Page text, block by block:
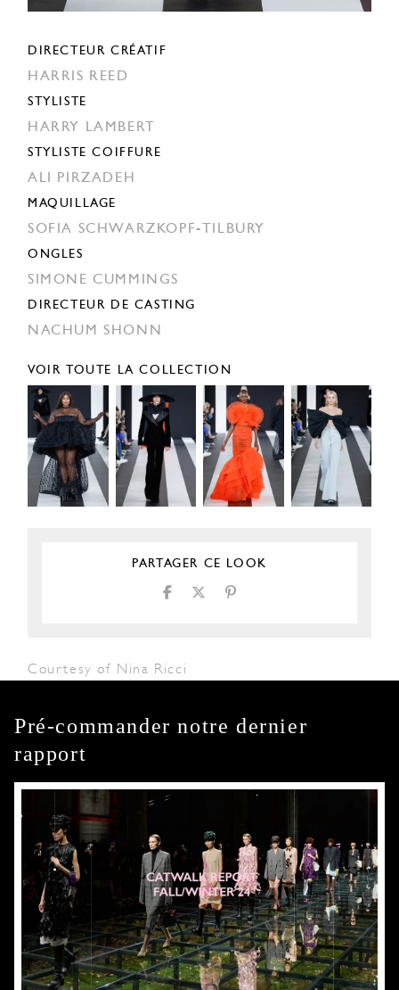
DIRECTEUR CRÉATIF
HARRIS REED
STYLISTE
HARRY LAMBERT
STYLISTE COIFFURE
ALI PIRZADEH
MAQUILLAGE
SOFIA SCHWARZKOPF-TILBURY
ONGLES
SIMONE CUMMINGS
DIRECTEUR DE CASTING
NACHUM SHONN
VOIR TOUTE LA COLLECTION
PARTAGER CE LOOK
Courtesy of Nina Ricci
Pré-commander notre dernier
rapport